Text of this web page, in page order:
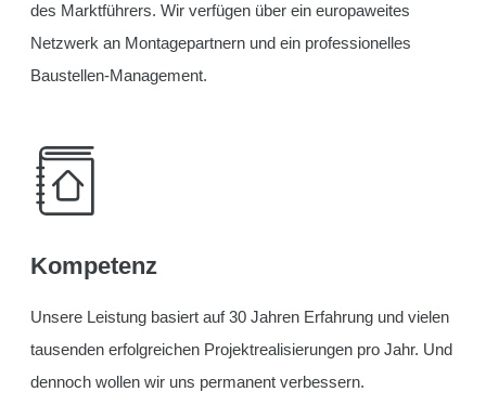
des Marktführers. Wir verfügen über ein europaweites
Netzwerk an Montagepartnern und ein professionelles
Baustellen-Management.
Kompetenz
Unsere Leistung basiert auf 30 Jahren Erfahrung und vielen
tausenden erfolgreichen Projektrealisierungen pro Jahr. Und
dennoch wollen wir uns permanent verbessern.